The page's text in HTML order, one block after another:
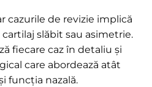
cazurile de revizie implică
slăbit sau asimetrie.
fiecare caz în detaliu și
care abordează atât
funcția nazală.